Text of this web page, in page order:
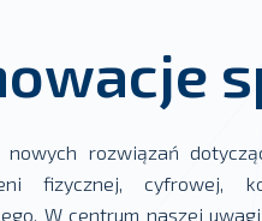
nowych rozwiązań
fizycznej, cyfrowej,
W centrum naszej